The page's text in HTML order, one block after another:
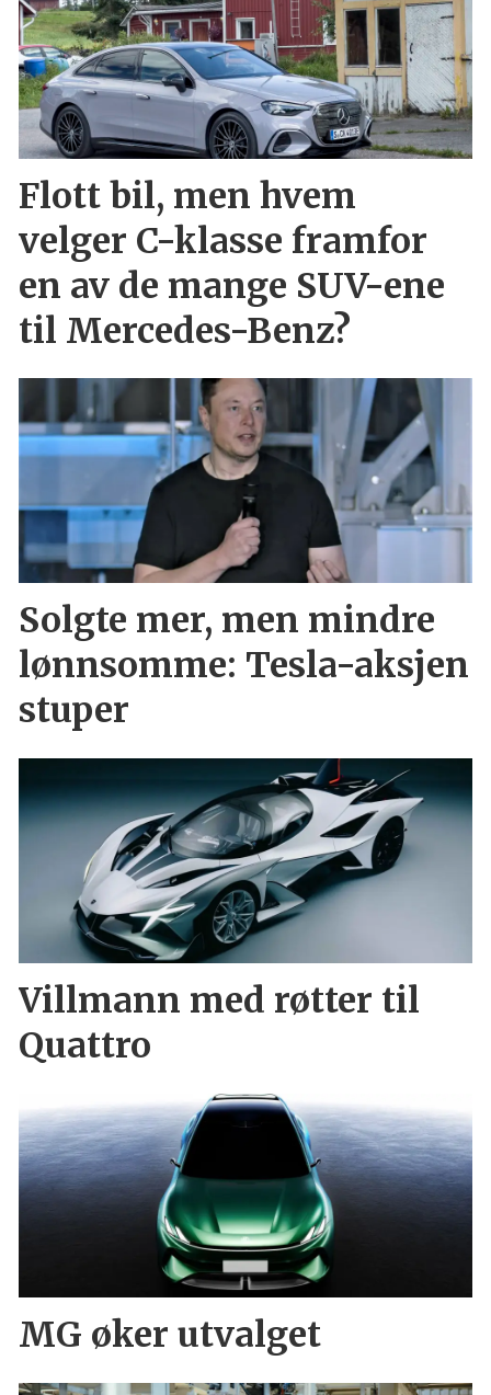
Flott bil, men hvem
velger C-klasse framfor
en av de mange SUV-ene
til Mercedes-Benz?
Solgte mer, men mindre
lønnsomme: Tesla-aksjen
stuper
Villmann med røtter til
Quattro
MG øker utvalget